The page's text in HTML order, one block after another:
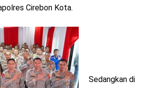
Cirebon Kota.
Sedangkan di